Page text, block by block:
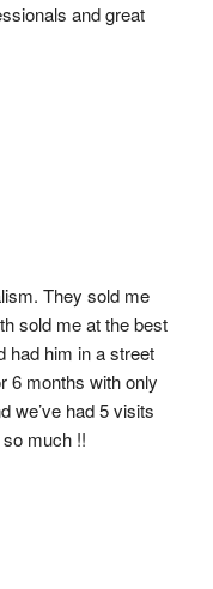
and great
They sold me
sold me at the best
had him in a street
6 months with only
we’ve had 5 visits
much !!